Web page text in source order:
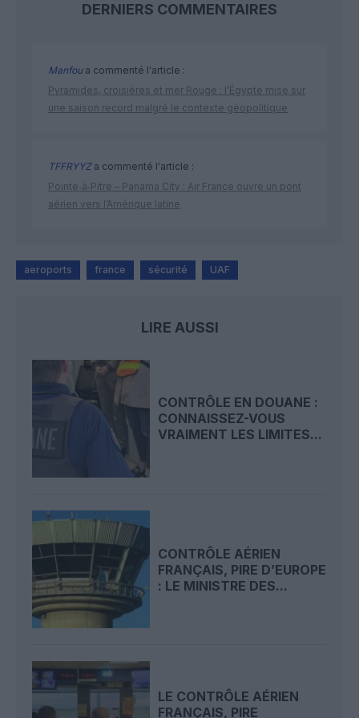
DERNIERS COMMENTAIRES
Manfoua commenté l'article :
Pyramides, croisières et mer Rouge : l’Égypte mise sur
une saison record malgré le contexte géopolitique
TFFRYYZa commenté l'article :
Pointe‑à‑Pitre – Panama City : Air France ouvre un pont
aérien vers l’Amérique latine
aeroports france sécurité UAF
LIRE AUSSI
CONTRÔLE EN DOUANE :
CONNAISSEZ-VOUS
VRAIMENT LES LIMITES...
CONTRÔLE AÉRIEN
FRANÇAIS, PIRE D’EUROPE
: LE MINISTRE DES...
LE CONTRÔLE AÉRIEN
FRANÇAIS, PIRE